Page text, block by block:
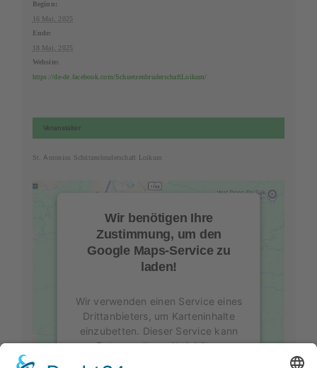
Beginn:
16 Mai, 2025
Ende:
18 Mai, 2025
Website:
https://de-de.facebook.com/SchuetzenbruderschaftLoikum/
Veranstalter
St. Antonius Schützenbruderschaft Loikum
Wir benötigen Ihre
Zustimmung, um den
Google Maps-Service zu
laden!
Wir verwenden einen Service eines
Drittanbieters, um Karteninhalte
einzubetten. Dieser Service kann
Daten zu Ihren Aktivitäten